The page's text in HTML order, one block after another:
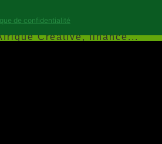
de confidentialitéle programme
Créative, financé...